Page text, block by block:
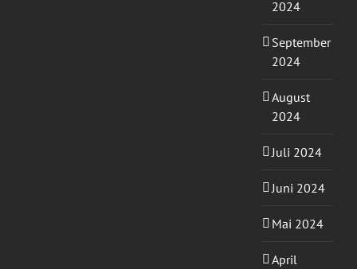
2024
September
2024
August
2024
Juli 2024
Juni 2024
Mai 2024
April